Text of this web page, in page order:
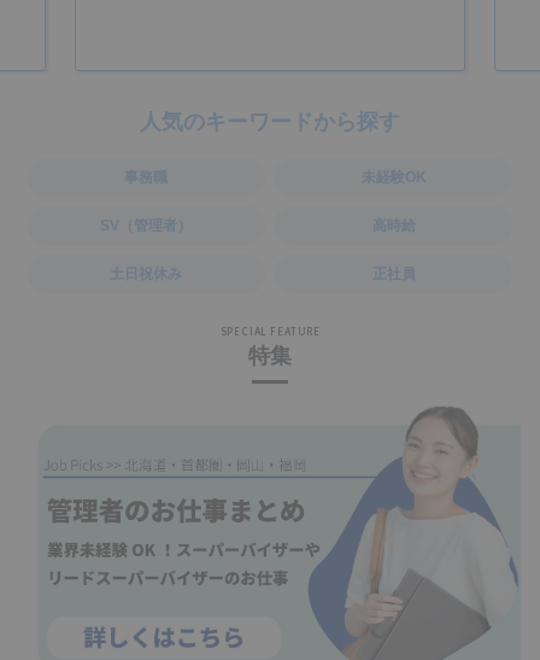
人気のキーワードから探す
事務職 未経験OK
SV（管理者） 高時給
土日祝休み 正社員
SPECIAL FEATURE
特集